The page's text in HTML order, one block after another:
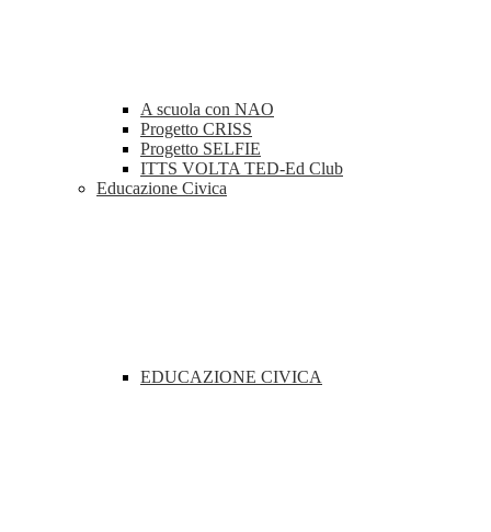
A scuola con NAO
Progetto CRISS
Progetto SELFIE
ITTS VOLTA TED-Ed Club
Educazione Civica
EDUCAZIONE CIVICA